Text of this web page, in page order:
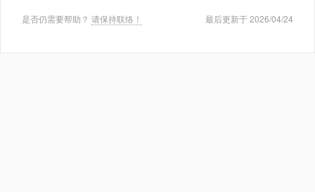
是否仍需要帮助？ 请保持联络！ 最后更新于 2026/04/24